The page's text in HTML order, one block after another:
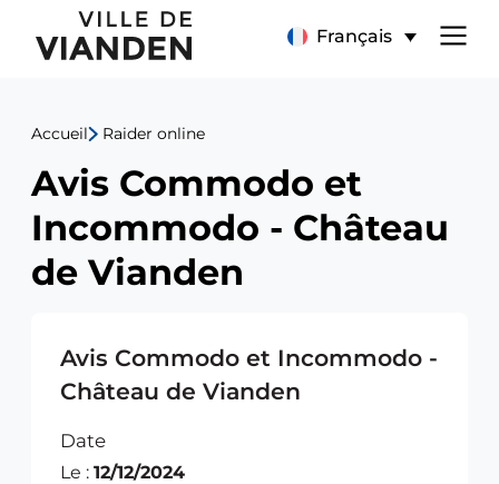
Avis
Commodo
et
Incommodo
Château
Vianden
Français
Menu
navigation
principal
Accueil Raider online
Avis Commodo et
Incommodo - Château
de Vianden
Avis Commodo et Incommodo -
Château de Vianden
Date
Le : 12/12/2024